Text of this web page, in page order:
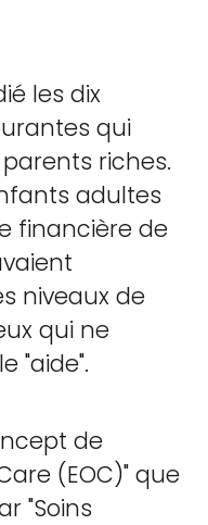
les dix
qui
riches.
adultes
financière de
niveaux de
qui ne
"aide".
de
(EOC)" que
"Soins